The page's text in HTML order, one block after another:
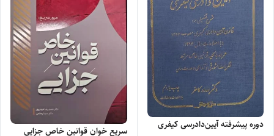
دوره پیشرفته آیین‌دادرسی کیفری سریع خوان قوانین خاص جزایی